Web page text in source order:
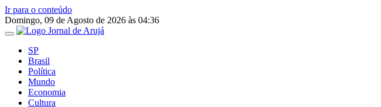
Ir para o conteúdo
Domingo, 09 de Agosto de 2026 às 04:36
SP
Brasil
Política
Mundo
Economia
Cultura